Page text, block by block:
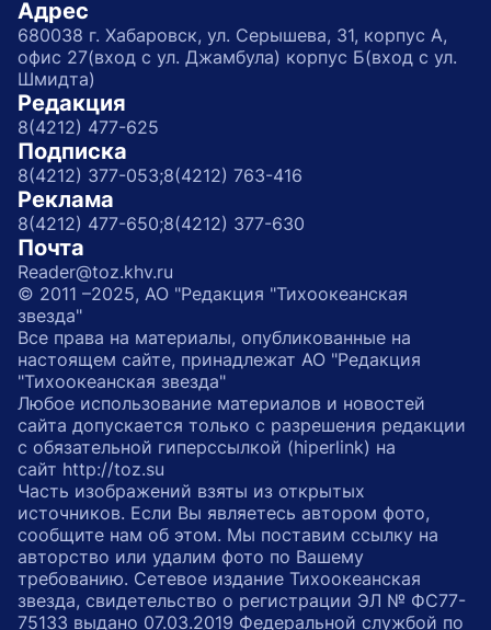
Адрес
680038 г. Хабаровск, ул. Серышева, 31, корпус А,
офис 27(вход с ул. Джамбула) корпус Б(вход с ул.
Шмидта)
Редакция
8(4212) 477-625
Подписка
8(4212) 377-053;8(4212) 763-416
Реклама
8(4212) 477-650;8(4212) 377-630
Почта
Reader@toz.khv.ru
© 2011 –2025, АО "Редакция "Тихоокеанская
звезда"
Все права на материалы, опубликованные на
настоящем сайте, принадлежат АО "Редакция
"Тихоокеанская звезда"
Любое использование материалов и новостей
сайта допускается только с разрешения редакции
с обязательной гиперссылкой (hiperlink) на
сайт http://toz.su
Часть изображений взяты из открытых
источников. Если Вы являетесь автором фото,
сообщите нам об этом. Мы поставим ссылку на
авторство или удалим фото по Вашему
требованию. Сетевое издание Тихоокеанская
звезда, свидетельство о регистрации ЭЛ № ФС77-
75133 выдано 07.03.2019 Федеральной службой по